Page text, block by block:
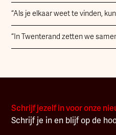
“Als je elkaar weet te vinden,
“In Twenterand zetten we
Schrijf jezelf in voor onze
Schrijf je in en blijf op de